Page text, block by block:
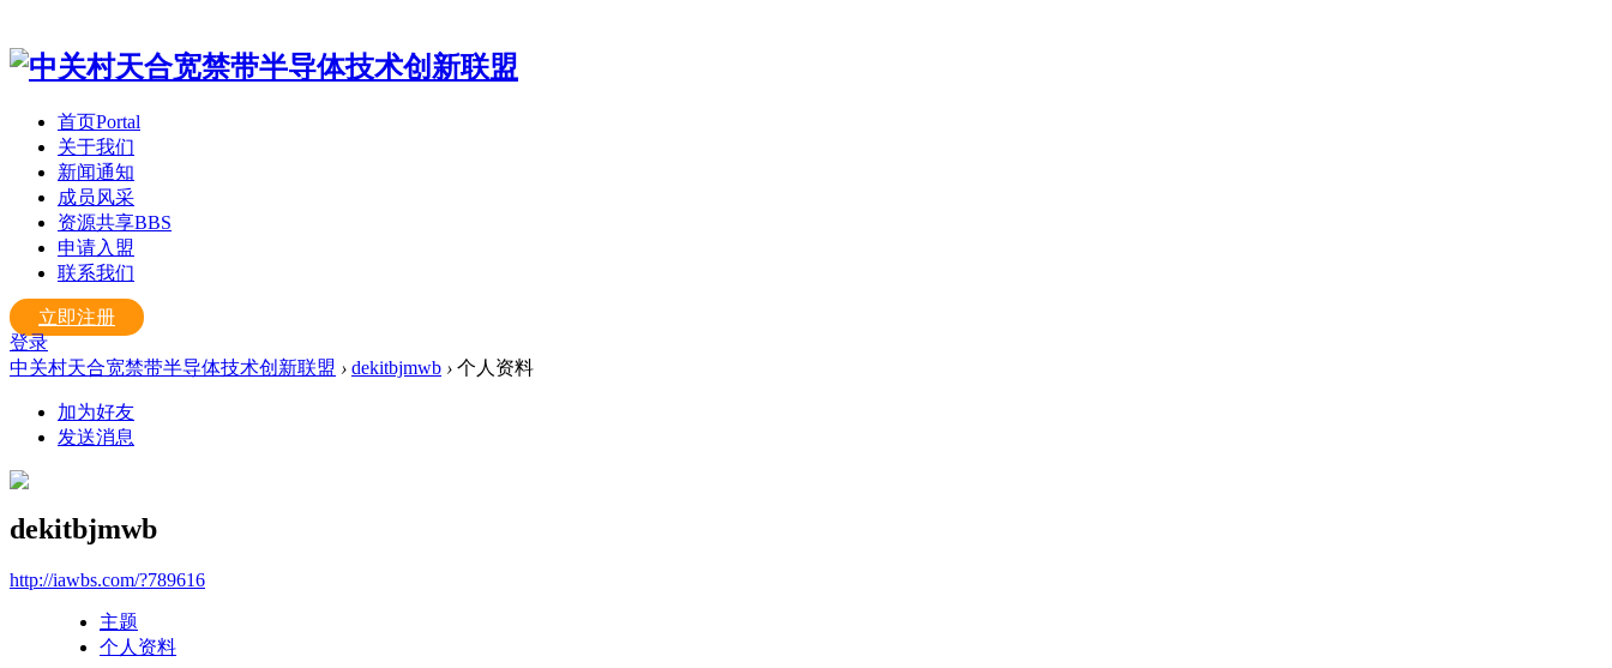
首页Portal
关于我们
新闻通知
成员风采
资源共享BBS
申请入盟
联系我们
立即注册
登录
中关村天合宽禁带半导体技术创新联盟 › dekitbjmwb › 个人资料
加为好友
发送消息
dekitbjmwb
http://iawbs.com/?789616
主题
个人资料